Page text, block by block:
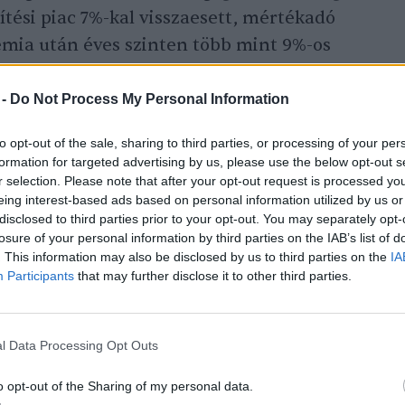
Do Not Process My Personal Information
opt-out of the sale, sharing to third parties, or processing of your
for targeted advertising by us, please use the below opt-out
selection. Please note that after your opt-out request is processed
interest-based ads based on personal information utilized by us
to third parties prior to your opt-out. You may separately
of your personal information by third parties on the IAB’s list of
This information may also be disclosed by us to third parties on the
Participants that may further disclose it to other third parties.
Data Processing Opt Outs
opt-out of the Sharing of my personal data.
piac 7%-kal visszaesett, mértékadó
után éves szinten több mint 9%-os
tapasztalható a
is csak átmeneti. Fontos látni, hogy a
igény elért egy méretgazdaságossági
fog. Ráadásul a környezettudatos építés
változnak, és egyre több zöld
tartalmazni a közeljövőben. Tovább fog
és fenntartható közösségi terekre,
ökológiai lábnyomot hagyó
ezt kielégítő designra vágyunk.